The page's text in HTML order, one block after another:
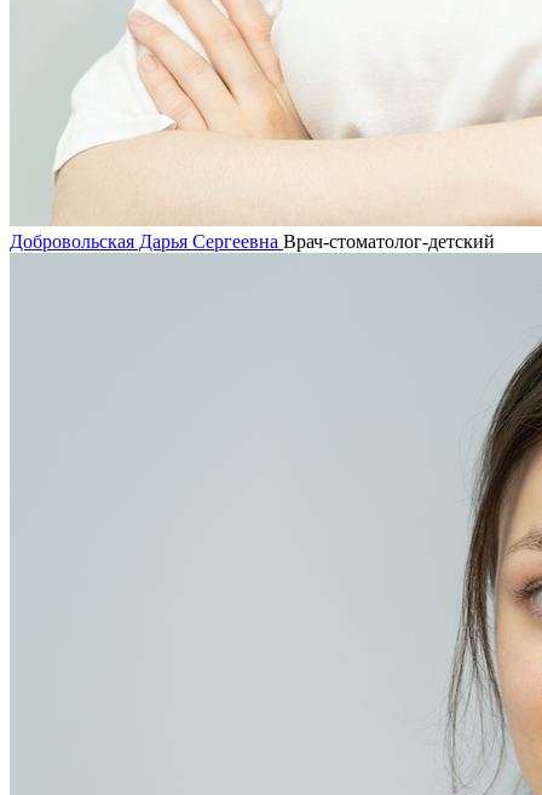
Добровольская Дарья Сергеевна Врач-стоматолог-детский